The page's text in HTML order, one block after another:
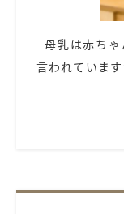
母乳は赤ち
言われていま